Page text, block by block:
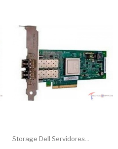
Storage Dell Servidores...